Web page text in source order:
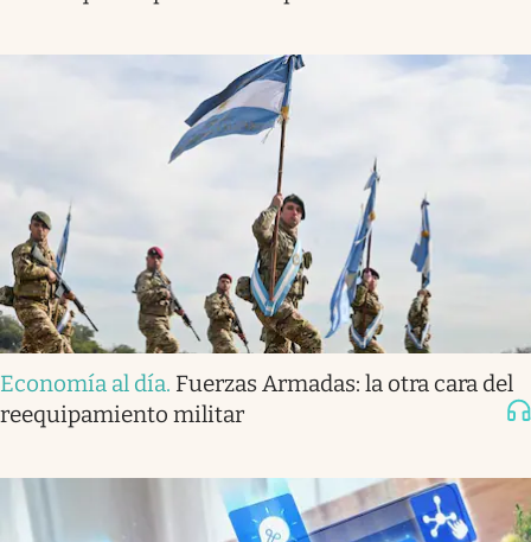
Economía al día. Fuerzas Armadas: la otra cara del
reequipamiento militar